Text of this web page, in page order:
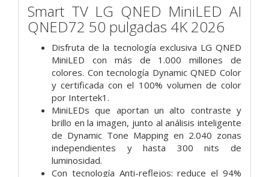
Smart TV LG QNED MiniLED AI
QNED72 50 pulgadas 4K 2026
Disfruta de la tecnología exclusiva LG QNED
MiniLED con más de 1.000 millones de
colores. Con tecnología Dynamic QNED Color
y certificada con el 100% volumen de color
por Intertek1.
MiniLEDs que aportan un alto contraste y
brillo en la imagen, junto al análisis inteligente
de Dynamic Tone Mapping en 2.040 zonas
independientes y hasta 300 nits de
luminosidad.
Con tecnología Anti-reflejos: reduce el 94%